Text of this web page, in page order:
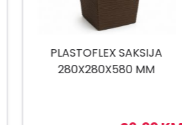
PLASTOFLEX ORHIDEJA SA
DRENAŽEROM